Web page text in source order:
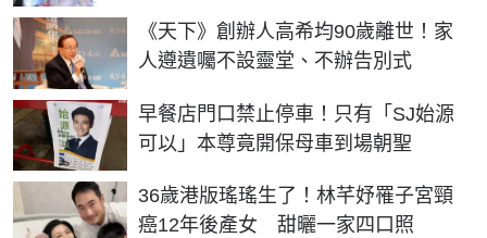
《天下》創辦人高希均90歲離世！家
人遵遺囑不設靈堂、不辦告別式
早餐店門口禁止停車！只有「SJ始源
可以」本尊竟開保母車到場朝聖
36歲港版瑤瑤生了！林芊妤罹子宮頸
癌12年後產女 甜曬一家四口照